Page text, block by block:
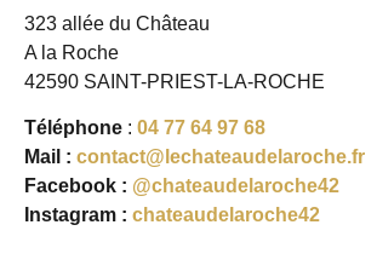
323 allée du Château
A la Roche
42590 SAINT-PRIEST-LA-ROCHE
Téléphone : 04 77 64 97 68
Mail : contact@lechateaudelaroche.fr
Facebook : @chateaudelaroche42
Instagram : chateaudelaroche42